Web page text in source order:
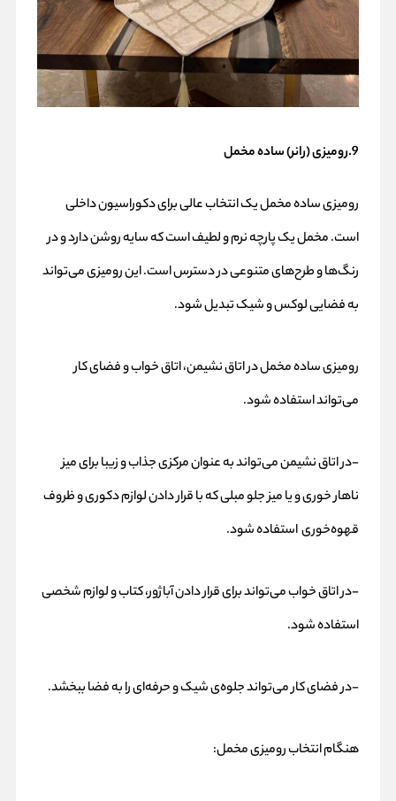
9.رومیزی (رانر) ساده مخمل
رومیزی ساده مخمل یک انتخاب عالی برای دکوراسیون داخلی
است. مخمل یک پارچه نرم و لطیف است که سایه روشن دارد و در
رنگ‌ها و طرح‌های متنوعی در دسترس است. این رومیزی می‌تواند
به فضایی لوکس و شیک تبدیل شود.
رومیزی ساده مخمل در اتاق نشیمن، اتاق خواب و فضای کار
می‌تواند استفاده شود.
-در اتاق نشیمن می‌تواند به عنوان مرکزی جذاب و زیبا برای میز
ناهار خوری و یا میز جلو مبلی که با قرار دادن لوازم دکوری و ظروف
قهوه‌خوری استفاده شود.
-در اتاق خواب می‌تواند برای قرار دادن آباژور، کتاب و لوازم شخصی
استفاده شود.
-در فضای کار می‌تواند جلوه‌ی شیک و حرفه‌ای را به فضا ببخشد.
هنگام انتخاب رومیزی مخمل: